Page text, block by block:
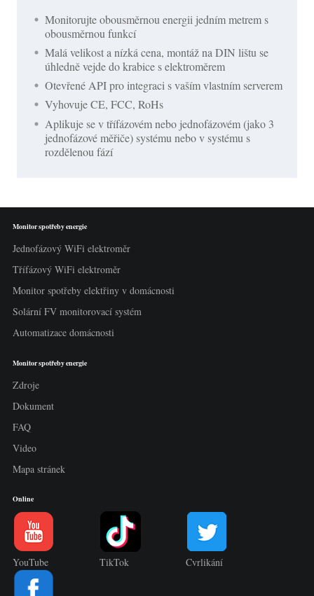
Monitorujte obousměrnou energii jedním metrem s
obousměrnou funkcí
Malá velikost a nízká cena, montáž na DIN lištu se
úhledně vejde do krabice s elektroměrem
Otevřené API pro integraci s vaším vlastním serverem
Vyhovuje CE, FCC, RoHs
Aplikuje se v třífázovém nebo jednofázovém (jako 3
jednofázové měřiče) systému nebo v systému s
rozdělenou fází
Monitor spotřeby energie
Jednofázový WiFi elektroměr
Třífázový WiFi elektroměr
Monitor spotřeby elektřiny v domácnosti
Solární FV monitorovací systém
Automatizace domácnosti
Monitor spotřeby energie
Zdroje
Dokument
FAQ
Video
Mapa stránek
Online
YouTube TikTok Cvrlikání